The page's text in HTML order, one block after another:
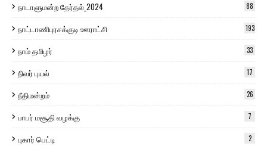
நாடாளுமன்ற தேர்தல்_2024 88
நாட்டாணிபுரசக்குடி ஊராட்சி 193
நாம் தமிழர் 33
நிவர் புயல் 17
நீதிமன்றம் 26
பாபர் மசூதி வழக்கு 7
புகார் பெட்டி 2